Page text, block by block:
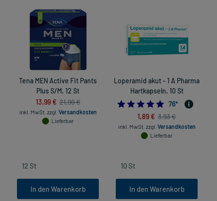
Tena MEN Active Fit Pants
Plus S/M, 12 St
13,99 € 21,99 €
inkl. MwSt. zzgl. Versandkosten
Lieferbar
In den Warenkorb
Loperamid akut - 1 A Pharma
Hartkapseln, 10 St
76*
1,89 € 3,93 €
inkl. MwSt. zzgl. Versandkosten
Lieferbar
In den Warenkorb